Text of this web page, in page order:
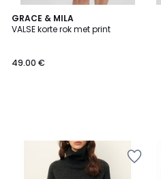
GRACE & MILA
VALSE korte rok met print
49.00 €